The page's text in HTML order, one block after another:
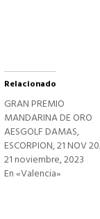
Relacionado
GRAN PREMIO
MANDARINA DE ORO
AESGOLF DAMAS,
ESCORPION, 21 NOV
21 noviembre, 2023
En «Valencia»